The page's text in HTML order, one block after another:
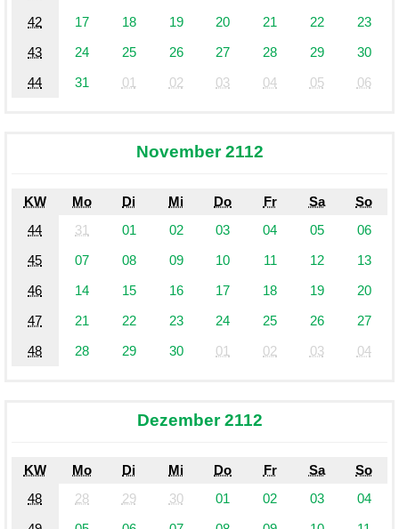
42
17 18 19 20 21 22
23
43
24 25 26 27 28 29
30
44
31 01 02 03 04 05 06
November 2112
KW Mo Di Mi Do Fr Sa
So
44
31 01 02 03 04 05
06
45
07 08 09 10 11 12
13
46
14 15 16 17 18 19
20
47
21 22 23 24 25 26
27
48
28 29 30 01 02 03 04
Dezember 2112
KW Mo Di Mi Do Fr Sa
So
48
28 29 30 01 02 03
04